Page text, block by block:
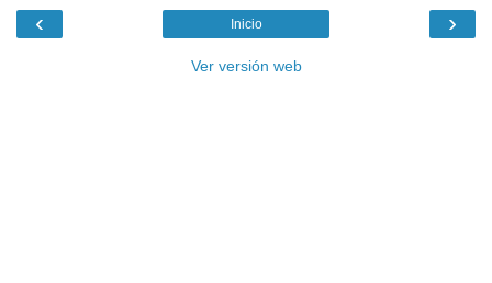
‹ ›
Inicio
Ver versión web